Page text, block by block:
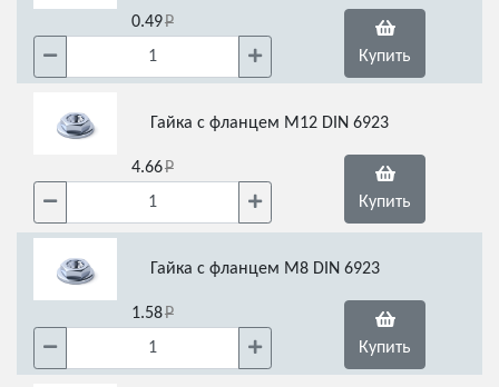
0.49
Купить
Гайка с фланцем М12 DIN 6923
4.66
Купить
Гайка с фланцем М8 DIN 6923
1.58
Купить